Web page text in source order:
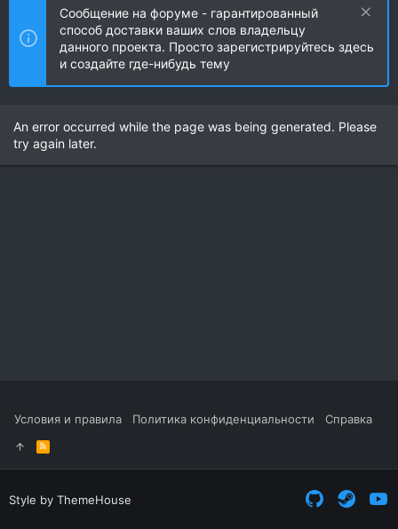
Сообщение на форуме - гарантированный
способ доставки ваших слов владельцу
данного проекта. Просто зарегистрируйтесь здесь
и создайте где-нибудь тему
An error occurred while the page was being generated. Please
try again later.
Условия и правила Политика конфиденциальности Справка
R
S
S
Style by ThemeHouse